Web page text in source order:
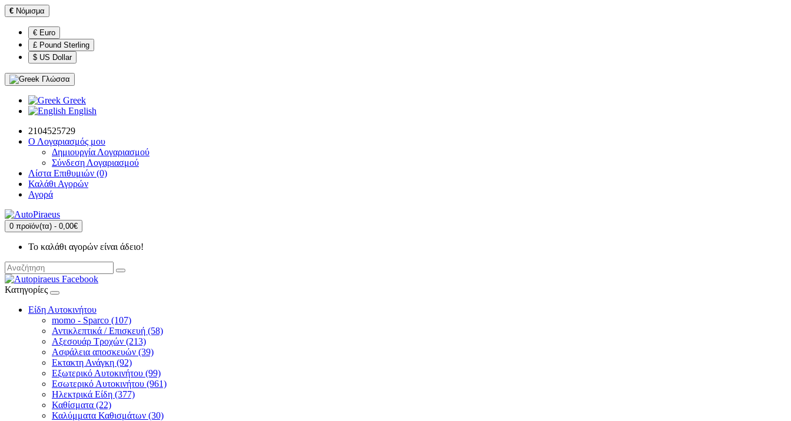
€ Νόμισμα
€ Euro
£ Pound Sterling
$ US Dollar
Γλώσσα
Greek
English
2104525729
Ο Λογαριασμός μου
Δημιουργία Λογαριασμού
Σύνδεση Λογαριασμού
Λίστα Επιθυμιών (0)
Καλάθι Αγορών
Αγορά
0 προϊόν(τα) - 0,00€
Το καλάθι αγορών είναι άδειο!
Κατηγορίες
Είδη Αυτοκινήτου
momo - Sparco (107)
Αντικλεπτικά / Επισκευή (58)
Αξεσουάρ Τροχών (213)
Ασφάλεια αποσκευών (39)
Εκτακτη Ανάγκη (92)
Εξωτερικό Αυτοκινήτου (99)
Εσωτερικό Αυτοκινήτου (961)
Ηλεκτρικά Είδη (377)
Καθίσματα (22)
Καλύμματα Καθισμάτων (30)